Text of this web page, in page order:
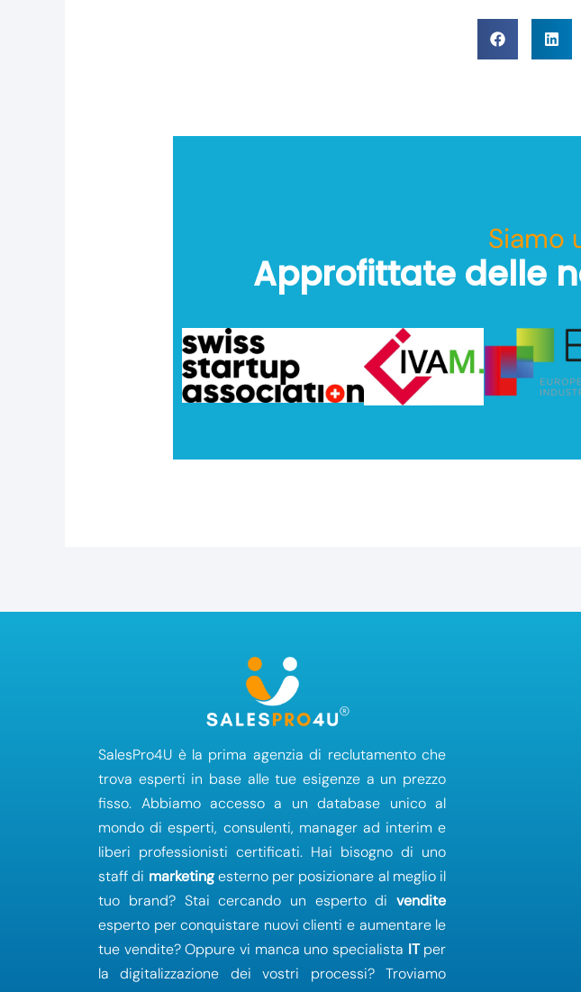
Siamo
Approfittate delle
SalesPro4U è la prima agenzia di reclutamento che
trova esperti in base alle tue esigenze a un prezzo
fisso. Abbiamo accesso a un database unico al
mondo di esperti, consulenti, manager ad interim e
liberi professionisti certificati. Hai bisogno di uno
staff di marketingesterno per posizionare al meglio il
tuo brand? Stai cercando un esperto divendite
esperto per conquistare nuovi clienti e aumentare le
tue vendite? Oppure vi manca uno specialista ITper
la digitalizzazione dei vostri processi? Troviamo